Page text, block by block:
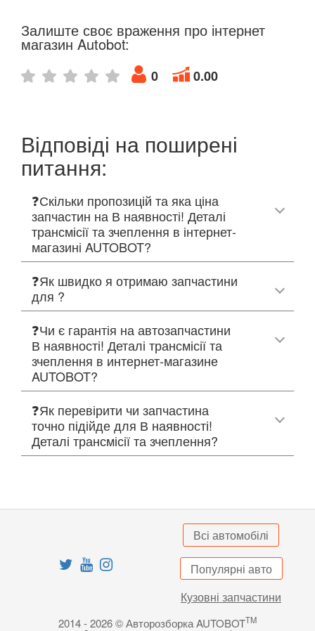
Залиште своє враження про інтернет
магазин Autobot:
0 0.00
Відповіді на поширені
питання:
❓Скільки пропозицій та яка ціна
запчастин на В наявності! Деталі
трансмісії та зчеплення в інтернет-
магазині AUTOBOT?
❓Як швидко я отримаю запчастини
для ?
❓Чи є гарантія на автозапчастини
В наявності! Деталі трансмісії та
зчеплення в интернет-магазине
AUTOBOT?
❓Як перевірити чи запчастина
точно підійде для В наявності!
Деталі трансмісії та зчеплення?
Всі автомобілі
Популярні авто
Кузовні запчастини
2014 - 2026 © Авторозборка AUTOBOTTM